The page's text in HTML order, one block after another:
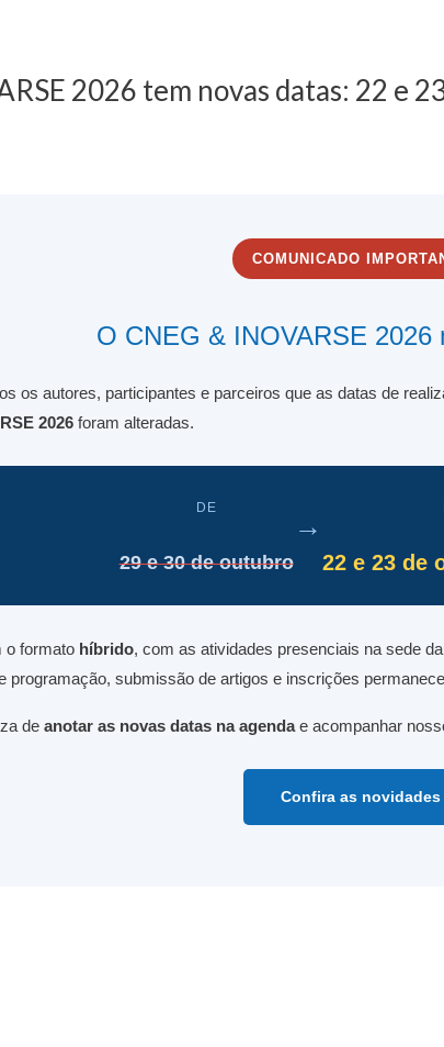
2026 tem novas datas: 22 e
COMUNICADO
O CNEG & INOVARSE 2026
os autores, participantes e parceiros que as datas de
2026foram alteradas.
DE
29 e 30 de outubro
→
22 e 23 de
o formato híbrido, com as atividades presenciais na sede
programação, submissão de artigos e inscrições
de anotar as novas datas na agendae acompanhar
Confira as novidades